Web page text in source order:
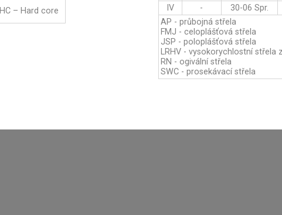
HC – Hard core
IV
- 30-06 Spr.
AP - průbojná střela
FMJ - celoplášťová střela
JSP - poloplášťová střela
LRHV - vysokorychlostní střela
RN - ogivální střela
SWC - prosekávací střela